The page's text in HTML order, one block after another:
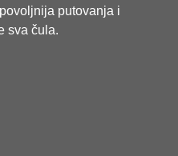
putovanja i
sva čula.